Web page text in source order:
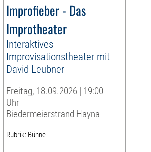
Improfieber - Das
Improtheater
Interaktives
Improvisationstheater mit
David Leubner
Freitag, 18.09.2026 | 19:00
Uhr
Biedermeierstrand Hayna
Rubrik: Bühne